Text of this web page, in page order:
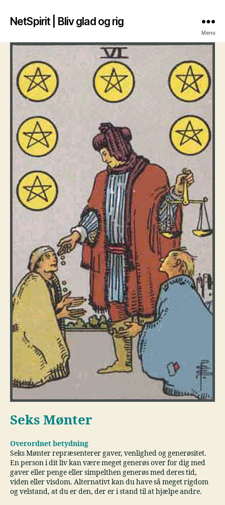
NetSpirit | Bliv glad og rig
Menu
Seks Mønter
Overordnet betydning
Seks Mønter repræsenterer gaver, venlighed og generøsitet.
En person i dit liv kan være meget generøs over for dig med
gaver eller penge eller simpelthen generøs med deres tid,
viden eller visdom. Alternativt kan du have så meget rigdom
og velstand, at du er den, der er i stand til at hjælpe andre.